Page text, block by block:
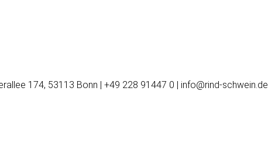
174, 53113 Bonn | +49 228 91447 0 | info@rind-schwein.de